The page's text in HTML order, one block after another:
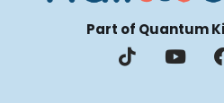
Part of Quantum